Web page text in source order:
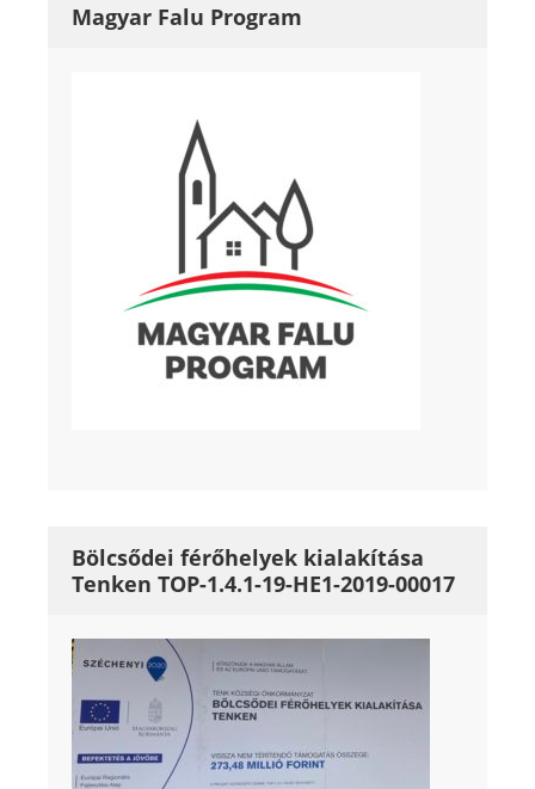
Magyar Falu Program
Bölcsődei férőhelyek kialakítása
Tenken TOP-1.4.1-19-HE1-2019-00017